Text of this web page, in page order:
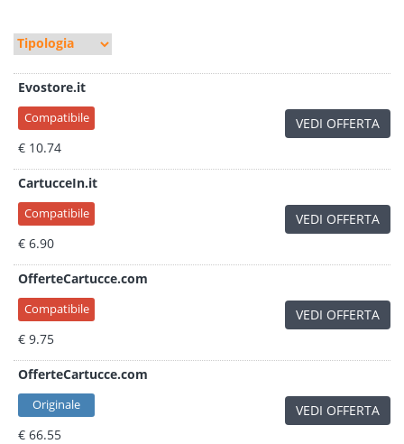
Evostore.it
Compatibile
€ 10.74
VEDI OFFERTA
CartucceIn.it
Compatibile
€ 6.90
VEDI OFFERTA
OfferteCartucce.com
Compatibile
€ 9.75
VEDI OFFERTA
OfferteCartucce.com
Originale
€ 66.55
VEDI OFFERTA